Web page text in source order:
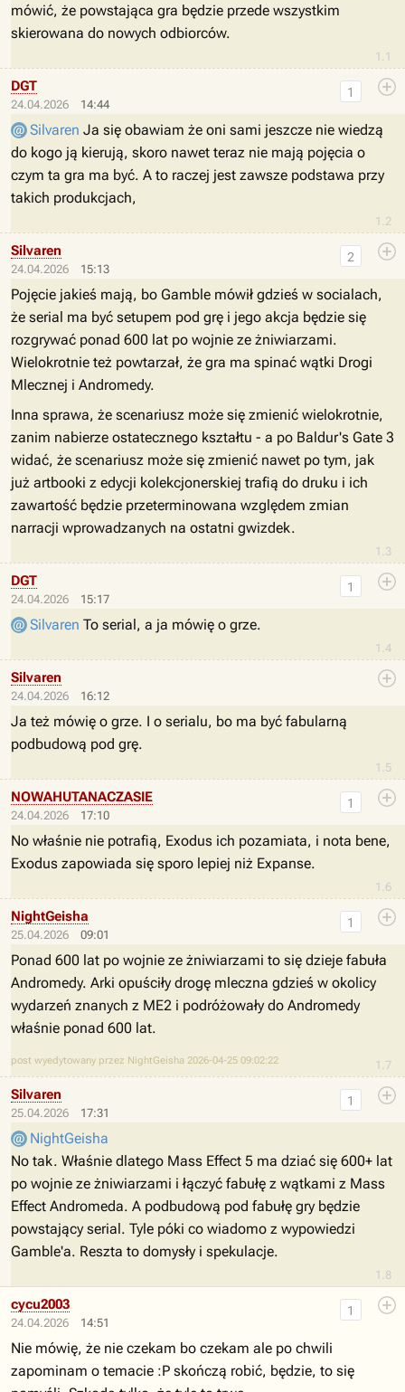
1.1
mówić, że powstająca gra będzie przede wszystkim
skierowana do nowych odbiorców.
24.04.2026 14:44
1.2
1
DGT
Silvaren Ja się obawiam że oni sami jeszcze nie wiedzą
do kogo ją kierują, skoro nawet teraz nie mają pojęcia o
czym ta gra ma być. A to raczej jest zawsze podstawa przy
takich produkcjach,
24.04.2026 15:13
1.3
2
Silvaren
Pojęcie jakieś mają, bo Gamble mówił gdzieś w socialach,
że serial ma być setupem pod grę i jego akcja będzie się
rozgrywać ponad 600 lat po wojnie ze żniwiarzami.
Wielokrotnie też powtarzał, że gra ma spinać wątki Drogi
Mlecznej i Andromedy.
Inna sprawa, że scenariusz może się zmienić wielokrotnie,
zanim nabierze ostatecznego kształtu - a po Baldur's Gate 3
widać, że scenariusz może się zmienić nawet po tym, jak
już artbooki z edycji kolekcjonerskiej trafią do druku i ich
zawartość będzie przeterminowana względem zmian
narracji wprowadzanych na ostatni gwizdek.
24.04.2026 15:17
1.4
1
DGT
Silvaren To serial, a ja mówię o grze.
24.04.2026 16:12
1.5
Silvaren
Ja też mówię o grze. I o serialu, bo ma być fabularną
podbudową pod grę.
24.04.2026 17:10
1.6
1
NOWAHUTANACZASIE
No właśnie nie potrafią, Exodus ich pozamiata, i nota bene,
Exodus zapowiada się sporo lepiej niż Expanse.
25.04.2026 09:01
1.7
1
NightGeisha
Ponad 600 lat po wojnie ze żniwiarzami to się dzieje fabuła
Andromedy. Arki opuściły drogę mleczna gdzieś w okolicy
wydarzeń znanych z ME2 i podróżowały do Andromedy
właśnie ponad 600 lat.
post wyedytowany przez NightGeisha 2026-04-25 09:02:22
25.04.2026 17:31
1.8
1
Silvaren
NightGeisha
No tak. Właśnie dlatego Mass Effect 5 ma dziać się 600+ lat
po wojnie ze żniwiarzami i łączyć fabułę z wątkami z Mass
Effect Andromeda. A podbudową pod fabułę gry będzie
powstający serial. Tyle póki co wiadomo z wypowiedzi
Gamble'a. Reszta to domysły i spekulacje.
24.04.2026 14:51
1
cycu2003
Nie mówię, że nie czekam bo czekam ale po chwili
zapominam o temacie :P skończą robić, będzie, to się